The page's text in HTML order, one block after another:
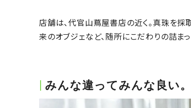
店舗は、代官山蔦屋書店の近く。真珠を
来のオブジェなど、随所にこだわりの詰ま
みんな違ってみんな良い